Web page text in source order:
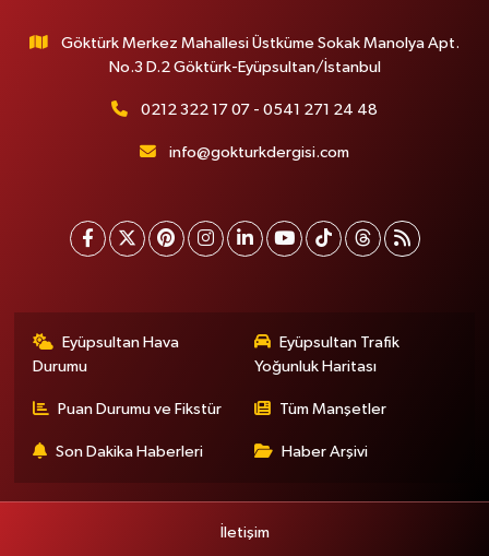
Göktürk Merkez Mahallesi Üstküme Sokak Manolya Apt.
No.3 D.2 Göktürk-Eyüpsultan/İstanbul
0212 322 17 07 - 0541 271 24 48
info@gokturkdergisi.com
Eyüpsultan Hava
Durumu
Eyüpsultan Trafik
Yoğunluk Haritası
Puan Durumu ve Fikstür Tüm Manşetler
Son Dakika Haberleri Haber Arşivi
İletişim